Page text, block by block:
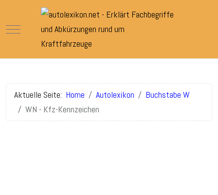
Mobile Menu Toggle
Aktuelle Seite: Home Autolexikon
Buchstabe W
WN - Kfz-Kennzeichen